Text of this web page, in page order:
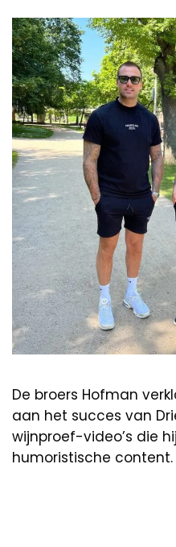
De broers Hofman
aan het succes van
wijnproef-video’s die
humoristische content.